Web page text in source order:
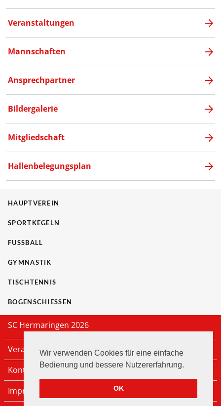
Wir verwenden Cookies für eine einfache
Bedienung und bessere Nutzererfahrung.
OK
Veranstaltungen
Mannschaften
Ansprechpartner
Bildergalerie
Mitgliedschaft
Hallenbelegungsplan
HAUPTVEREIN
SPORTKEGELN
FUSSBALL
GYMNASTIK
TISCHTENNIS
BOGENSCHIESSEN
SC Hermaringen 2026
Veranstaltungen
Kontakt
Impressum